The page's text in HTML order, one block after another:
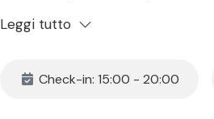
- locazione
Leggi tutto
Check-in: 15:00 - 20:00